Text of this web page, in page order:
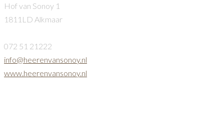
Hof van Sonoy 1
1811LD Alkmaar
072 51 21222
info@heerenvansonoy.nl
www.heerenvansonoy.nl